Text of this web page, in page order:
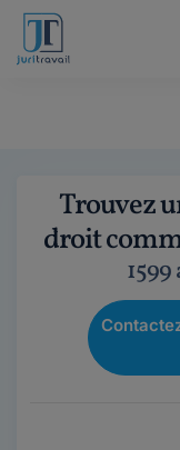
Trouvez
droit